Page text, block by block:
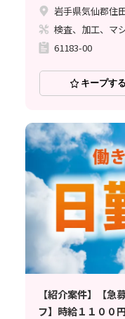
岩手県気仙郡住
検査、加工、マ
61183-00
キープする
【紹介案件】【急
フ】時給１１００